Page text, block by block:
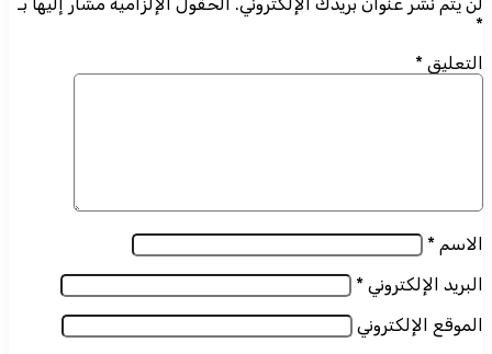
*
التعليق *
الاسم *
البريد الإلكتروني *
الموقع الإلكتروني